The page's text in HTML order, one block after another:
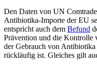
Den Daten von UN
Antibiotika-Importe der EU
entspricht auch dem Befund
Prävention und die
der Ge­brauch von
rückläufig ist. Gleiches gilt